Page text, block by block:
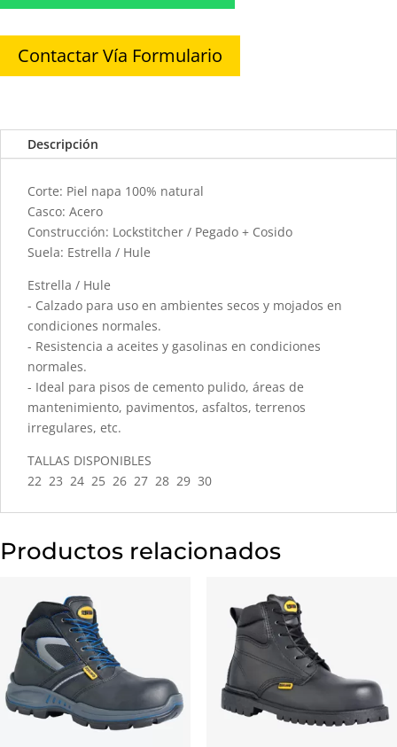
Contactar Vía Formulario
Descripción
Corte: Piel napa 100% natural
Casco: Acero
Construcción: Lockstitcher / Pegado + Cosido
Suela: Estrella / Hule
Estrella / Hule
- Calzado para uso en ambientes secos y mojados en
condiciones normales.
- Resistencia a aceites y gasolinas en condiciones
normales.
- Ideal para pisos de cemento pulido, áreas de
mantenimiento, pavimentos, asfaltos, terrenos
irregulares, etc.
TALLAS DISPONIBLES
22 23 24 25 26 27 28 29 30
Productos relacionados